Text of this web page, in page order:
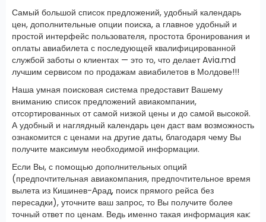
Самый большой список предложений, удобный календарь
цен, дополнительные опции поиска, а главное удобный и
простой интерфейс пользователя, простота бронирования и
оплаты авиабилета с последующей квалифицированной
службой заботы о клиентах — это то, что делает Avia.md
лучшим сервисом по продажам авиабилетов в Молдове!!!
Наша умная поисковая система предоставит Вашему
вниманию список предложений авиакомпании,
отсортированных от самой низкой цены и до самой высокой.
А удобный и наглядный календарь цен даст вам возможность
ознакомится с ценами на другие даты, благодаря чему Вы
получите максимум необходимой информации.
Если Вы, с помощью дополнительных опций
(предпочтительная авиакомпания, предпочтительное время
вылета из Кишинев-Арад, поиск прямого рейса без
пересадки), уточните ваш запрос, то Вы получите более
точный ответ по ценам. Ведь именно такая информация как: